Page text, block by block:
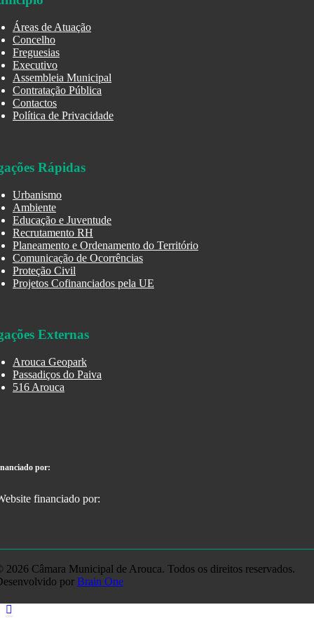
Áreas de Atuação
Concelho
Freguesias
Executivo
Assembleia Municipal
Contratação Pública
Contactos
Política de Privacidade
Rápidas
Urbanismo
Ambiente
Educação e Juventude
Recrutamento RH
Planeamento e Ordenamento do Território
Comunicação de Ocorrências
Proteção Civil
Projetos Cofinanciados pela UE
Externas
Arouca Geopark
Passadiços do Paiva
516 Arouca
por:
2026 Câmara Municipal de Arouca. Todos os direitos reservados.
por Brain One